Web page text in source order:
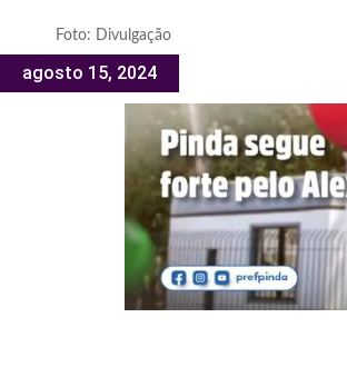
Foto: Divulgação
agosto 15, 2024